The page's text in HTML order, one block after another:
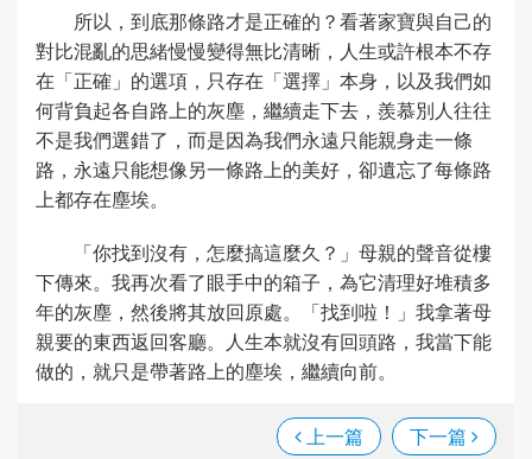
所以，到底那條路才是正確的？看著家寶與自己的
對比混亂的思緒慢慢變得無比清晰，人生或許根本不存
在「正確」的選項，只存在「選擇」本身，以及我們如
何背負起各自路上的灰塵，繼續走下去，羨慕別人往往
不是我們選錯了，而是因為我們永遠只能親身走一條
路，永遠只能想像另一條路上的美好，卻遺忘了每條路
上都存在塵埃。
「你找到沒有，怎麼搞這麼久？」母親的聲音從樓
下傳來。我再次看了眼手中的箱子，為它清理好堆積多
年的灰塵，然後將其放回原處。「找到啦！」我拿著母
親要的東西返回客廳。人生本就沒有回頭路，我當下能
做的，就只是帶著路上的塵埃，繼續向前。
上一篇 下一篇